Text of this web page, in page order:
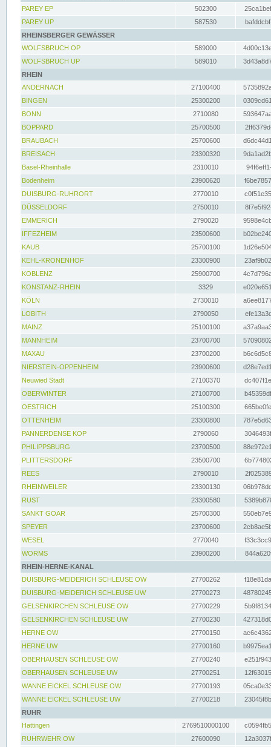
PAREY EP
502300
PAREY UP
587530
RHEINSBERGER GEWÄSSER
WOLFSBRUCH OP
589000
WOLFSBRUCH UP
589010
RHEIN
ANDERNACH
27100400
BINGEN
25300200
BONN
2710080
BOPPARD
25700500
BRAUBACH
25700600
BREISACH
23300320
Basel-Rheinhalle
2310010
Bodenheim
23900620
DUISBURG-RUHRORT
2770010
DÜSSELDORF
2750010
EMMERICH
2790020
IFFEZHEIM
23500600
KAUB
25700100
KEHL-KRONENHOF
23300900
KOBLENZ
25900700
KONSTANZ-RHEIN
3329
KÖLN
2730010
LOBITH
2790050
MAINZ
25100100
MANNHEIM
23700700
MAXAU
23700200
NIERSTEIN-OPPENHEIM
23900600
Neuwied Stadt
27100370
OBERWINTER
27100700
OESTRICH
25100300
OTTENHEIM
23300800
PANNERDENSE KOP
2790060
PHILIPPSBURG
23700500
PLITTERSDORF
23500700
REES
2790010
RHEINWEILER
23300130
RUST
23300580
SANKT GOAR
25700300
SPEYER
23700600
WESEL
2770040
WORMS
23900200
RHEIN-HERNE-KANAL
DUISBURG-MEIDERICH SCHLEUSE OW
27700262
DUISBURG-MEIDERICH SCHLEUSE UW
27700273
GELSENKIRCHEN SCHLEUSE OW
27700229
GELSENKIRCHEN SCHLEUSE UW
27700230
HERNE OW
27700150
HERNE UW
27700160
OBERHAUSEN SCHLEUSE OW
27700240
OBERHAUSEN SCHLEUSE UW
27700251
WANNE EICKEL SCHLEUSE OW
27700193
WANNE EICKEL SCHLEUSE UW
27700218
RUHR
Hattingen
2769510000100
RUHRWEHR OW
27600090